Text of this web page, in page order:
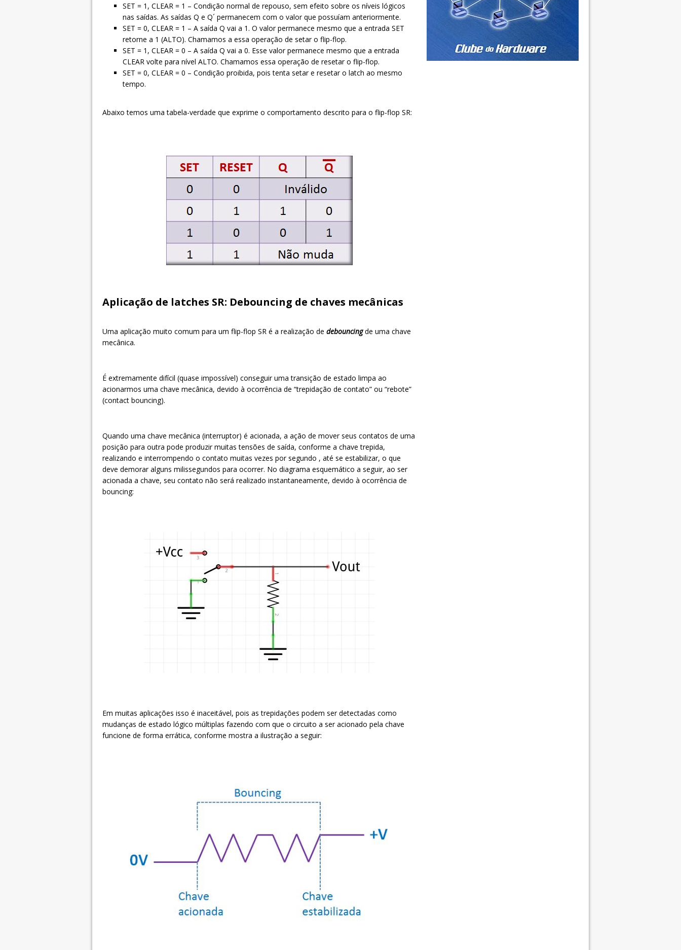
SET = 1, CLEAR = 1 – Condição normal de repouso, sem efeito sobre os níveis lógicos
nas saídas. As saídas Q e Q´ permanecem com o valor que possuíam anteriormente.
SET = 0, CLEAR = 1 – A saída Q vai a 1. O valor permanece mesmo que a entrada SET
retorne a 1 (ALTO). Chamamos a essa operação de setar o flip-flop.
SET = 1, CLEAR = 0 – A saída Q vai a 0. Esse valor permanece mesmo que a entrada
CLEAR volte para nível ALTO. Chamamos essa operação de resetar o flip-flop.
SET = 0, CLEAR = 0 – Condição proibida, pois tenta setar e resetar o latch ao mesmo
tempo.
Abaixo temos uma tabela-verdade que exprime o comportamento descrito para o flip-flop SR:
Aplicação de latches SR: Debouncing de chaves mecânicas
Uma aplicação muito comum para um flip-flop SR é a realização de debouncingde uma chave
mecânica.
É extremamente difícil (quase impossível) conseguir uma transição de estado limpa ao
acionarmos uma chave mecânica, devido à ocorrência de “trepidação de contato” ou “rebote”
(contact bouncing).
Quando uma chave mecânica (interruptor) é acionada, a ação de mover seus contatos de uma
posição para outra pode produzir muitas tensões de saída, conforme a chave trepida,
realizando e interrompendo o contato muitas vezes por segundo , até se estabilizar, o que
deve demorar alguns milissegundos para ocorrer. No diagrama esquemático a seguir, ao ser
acionada a chave, seu contato não será realizado instantaneamente, devido à ocorrência de
bouncing:
Em muitas aplicações isso é inaceitável, pois as trepidações podem ser detectadas como
mudanças de estado lógico múltiplas fazendo com que o circuito a ser acionado pela chave
funcione de forma errática, conforme mostra a ilustração a seguir: